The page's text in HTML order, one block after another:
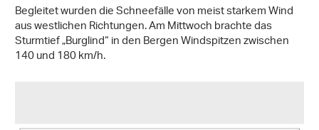
Begleitet wurden die Schneefälle von meist starkem Wind
aus westlichen Richtungen. Am Mittwoch brachte das
Sturmtief „Burglind“ in den Bergen Windspitzen zwischen
140 und 180 km/h.